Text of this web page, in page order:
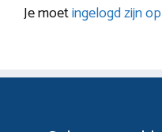
Je moetingelogd zijn op